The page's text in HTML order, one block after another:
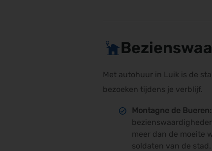
Met autohuur in Luik is de
bezoeken tijdens je verblijf.
Montagne de Bueren:
meer dan de moeite
soldaten van de